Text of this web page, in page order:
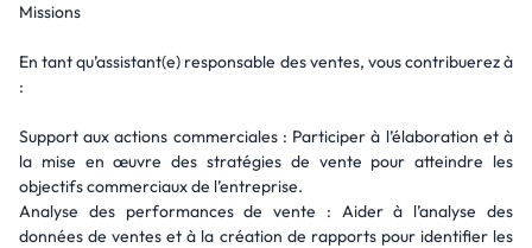
Missions
En tant qu’assistant(e) responsable des ventes, vous contribuerez à
:
Support aux actions commerciales : Participer à l’élaboration et à
la mise en œuvre des stratégies de vente pour atteindre les
objectifs commerciaux de l’entreprise.
Analyse des performances de vente : Aider à l’analyse des
données de ventes et à la création de rapports pour identifier les